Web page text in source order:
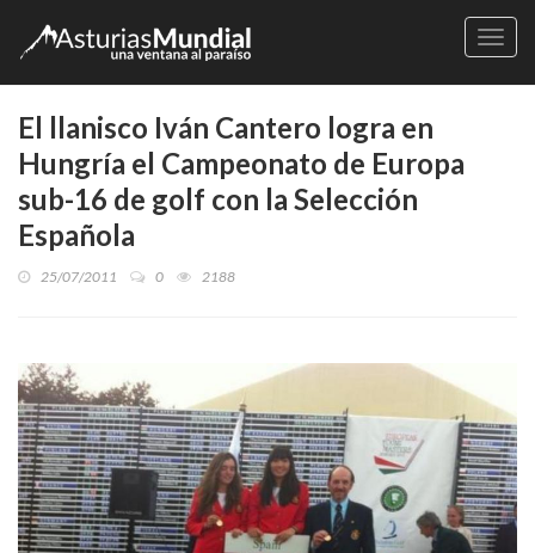
El llanisco Iván Cantero logra en
Hungría el Campeonato de Europa
sub-16 de golf con la Selección
Española
25/07/2011 0 2188